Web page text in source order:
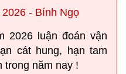
- Bính Ngọ
2026 luận đoán vận
cát hung, hạn tam
trong năm nay !